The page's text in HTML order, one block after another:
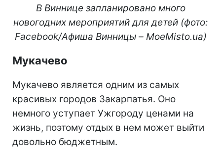
В Виннице запланировано много
новогодних мероприятий для детей (фото:
Facebook/Афиша Винницы – MoeMisto.ua)
Мукачево
Мукачево является одним из самых
красивых городов Закарпатья. Оно
немного уступает Ужгороду ценами на
жизнь, поэтому отдых в нем может выйти
довольно бюджетным.